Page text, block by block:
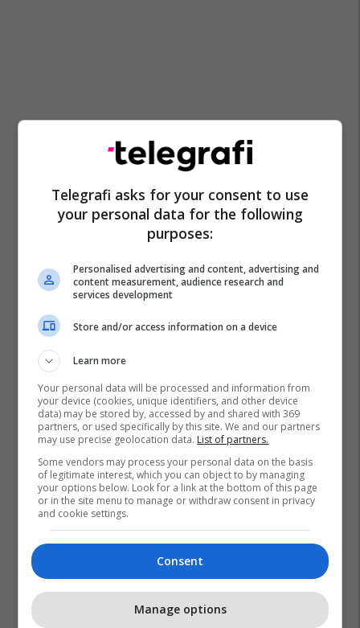
Telegrafi asks for your consent to use
your personal data for the following
purposes:
Personalised advertising and content, advertising and
content measurement, audience research and
services development
Store and/or access information on a device
Learn more
Your personal data will be processed and information from
your device (cookies, unique identifiers, and other device
data) may be stored by, accessed by and shared with 369
partners, or used specifically by this site. We and our partners
may use precise geolocation data. List of partners.
Some vendors may process your personal data on the basis
of legitimate interest, which you can object to by managing
your options below. Look for a link at the bottom of this page
or in the site menu to manage or withdraw consent in privacy
and cookie settings.
Consent
Manage options